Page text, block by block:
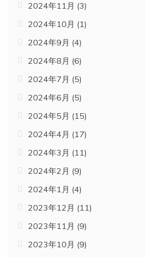
2024年11月 (3)
2024年10月 (1)
2024年9月 (4)
2024年8月 (6)
2024年7月 (5)
2024年6月 (5)
2024年5月 (15)
2024年4月 (17)
2024年3月 (11)
2024年2月 (9)
2024年1月 (4)
2023年12月 (11)
2023年11月 (9)
2023年10月 (9)